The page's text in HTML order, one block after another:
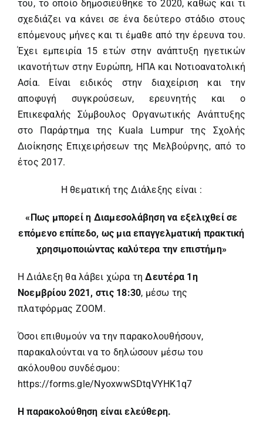
του, το οποίο δημοσιεύθηκε το 2020, καθώς και τι
σχεδιάζει να κάνει σε ένα δεύτερο στάδιο στους
επόμενους μήνες και τι έμαθε από την έρευνα του.
Έχει εμπειρία 15 ετών στην ανάπτυξη ηγετικών
ικανοτήτων στην Ευρώπη, ΗΠΑ και Νοτιοανατολική
Ασία. Είναι ειδικός στην διαχείριση και την
αποφυγή συγκρούσεων, ερευνητής και ο
Επικεφαλής Σύμβουλος Οργανωτικής Ανάπτυξης
στο Παράρτημα της Kuala Lumpur της Σχολής
Διοίκησης Επιχειρήσεων της Μελβούρνης, από το
έτος 2017.
Η θεματική της Διάλεξης είναι :
«Πως μπορεί η Διαμεσολάβηση να εξελιχθεί σε
επόμενο επίπεδο, ως μια επαγγελματική πρακτική
χρησιμοποιώντας καλύτερα την επιστήμη»
Η Διάλεξη θα λάβει χώρα τηΔευτέρα 1η
Νοεμβρίου 2021, στις 18:30, μέσω της
πλατφόρμας ZOOM.
Όσοι επιθυμούν να την παρακολουθήσουν,
παρακαλούνται να το δηλώσουν μέσω του
ακόλουθου συνδέσμου:
https://forms.gle/NyoxwwSDtqVYHK1q7
Η παρακολούθηση είναι ελεύθερη.